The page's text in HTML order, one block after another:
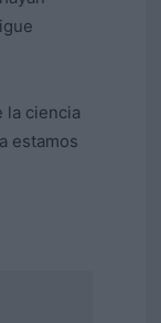
la ciencia
estamos